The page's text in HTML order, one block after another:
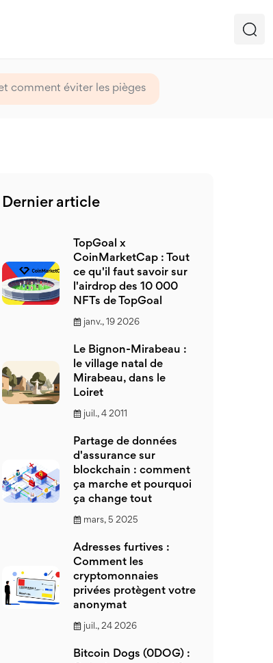
comment éviter les pièges
Dernier article
TopGoal x
CoinMarketCap : Tout
ce qu'il faut savoir sur
l'airdrop des 10 000
NFTs de TopGoal
janv., 19 2026
Le Bignon-Mirabeau :
le village natal de
Mirabeau, dans le
Loiret
juil., 4 2011
Partage de données
d'assurance sur
blockchain : comment
ça marche et pourquoi
ça change tout
mars, 5 2025
Adresses furtives :
Comment les
cryptomonnaies
privées protègent votre
anonymat
juil., 24 2026
Bitcoin Dogs (0DOG) :